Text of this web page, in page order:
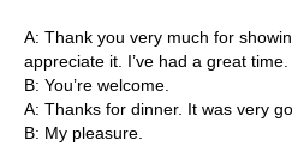
A: Thank you very much for
appreciate it. I’ve had a great time.
B: You’re welcome.
A: Thanks for dinner. It was very
B: My pleasure.